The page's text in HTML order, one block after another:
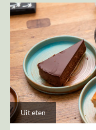
Uit eten